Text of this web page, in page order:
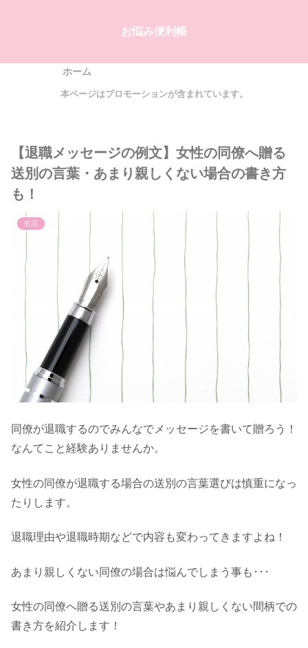
お悩み便利帳
ホーム
本ページはプロモーションが含まれています。
【退職メッセージの例文】女性の同僚へ贈る
送別の言葉・あまり親しくない場合の書き方
も！
生活
同僚が退職するのでみんなでメッセージを書いて贈ろう！
なんてこと経験ありませんか。
女性の同僚が退職する場合の送別の言葉選びは慎重になっ
たりします。
退職理由や退職時期などで内容も変わってきますよね！
あまり親しくない同僚の場合は悩んでしまう事も･･･
女性の同僚へ贈る送別の言葉やあまり親しくない間柄での
書き方を紹介します！